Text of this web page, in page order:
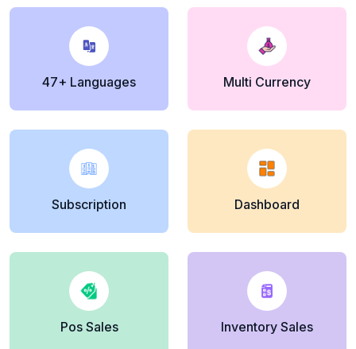
47+ Languages Multi Currency
Subscription Dashboard
Pos Sales Inventory Sales